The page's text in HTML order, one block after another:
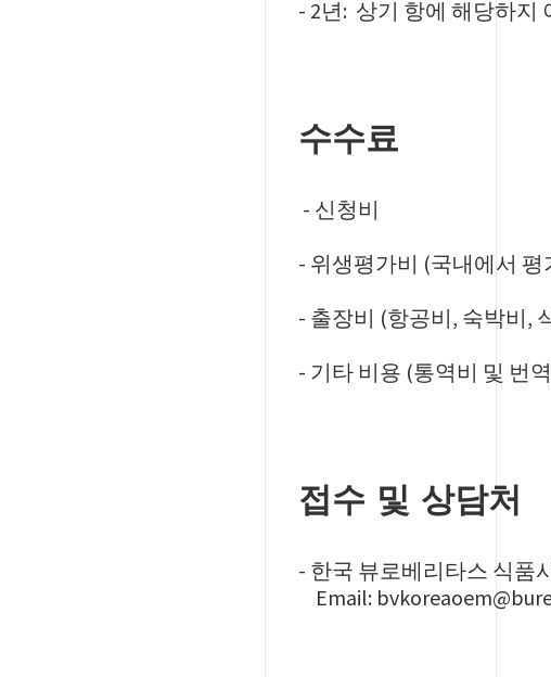
- 2년: 상기 항에 해당하지
수수료
- 신청비
- 위생평가비 (국내에서
- 출장비 (항공비, 숙박비,
- 기타 비용 (통역비 및 번
접수 및 상담처
- 한국 뷰로베리타스 식품
Email: